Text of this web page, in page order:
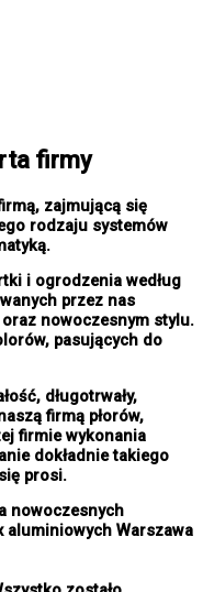
firmy
zajmującą się
rodzaju systemów
i ogrodzenia według
przez nas
nowoczesnym stylu.
pasujących do
długotrwały,
firmą płorów,
firmie wykonania
dokładnie takiego
prosi.